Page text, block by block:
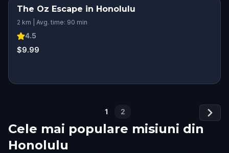
The Oz Escape in Honolulu
2 km | Avg. time: 90 min
4.5
$9.99
1 2
Cele mai populare misiuni din
Honolulu